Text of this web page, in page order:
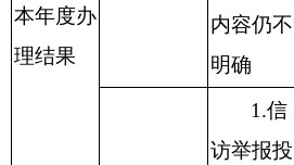
本年度办
理结果
内容仍不
明确
1.信
访举报投